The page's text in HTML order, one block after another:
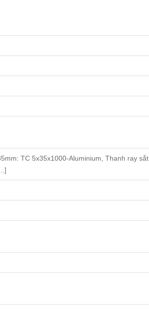
TC 5x35x1000-Aluminium, Thanh ray sắt